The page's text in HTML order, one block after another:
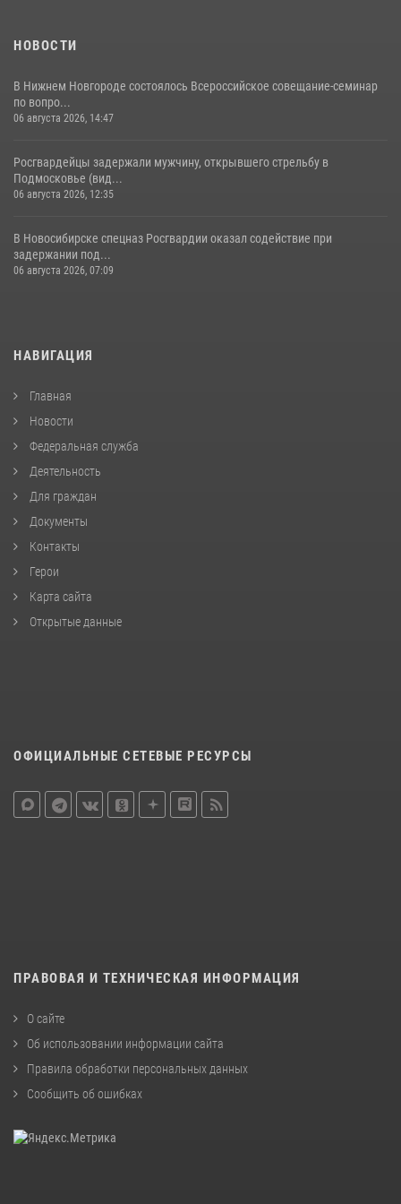
НОВОСТИ
В Нижнем Новгороде состоялось Всероссийское совещание-семинар
по вопро...
06 августа 2026, 14:47
Росгвардейцы задержали мужчину, открывшего стрельбу в
Подмосковье (вид...
06 августа 2026, 12:35
В Новосибирске спецназ Росгвардии оказал содействие при
задержании под...
06 августа 2026, 07:09
НАВИГАЦИЯ
Главная
Новости
Федеральная служба
Деятельность
Для граждан
Документы
Контакты
Герои
Карта сайта
Открытые данные
ОФИЦИАЛЬНЫЕ СЕТЕВЫЕ РЕСУРСЫ
ПРАВОВАЯ И ТЕХНИЧЕСКАЯ ИНФОРМАЦИЯ
О сайте
Об использовании информации сайта
Правила обработки персональных данных
Сообщить об ошибках